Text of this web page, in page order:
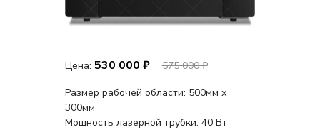
Цена: 530 000 ₽
575 000 ₽
Размер рабочей области: 500мм х
300мм
Мощность лазерной трубки: 40 Вт